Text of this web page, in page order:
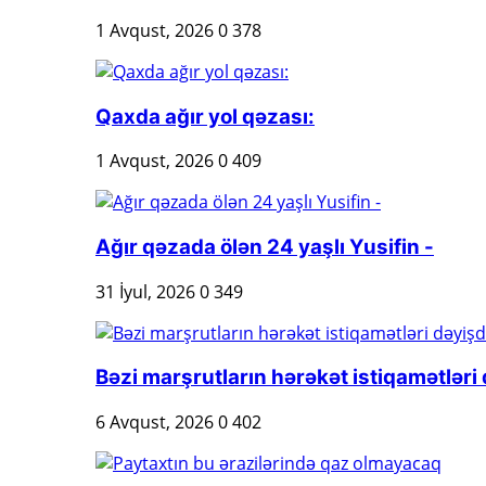
1 Avqust, 20260378
Qaxda ağır yol qəzası:
1 Avqust, 20260409
Ağır qəzada ölən 24 yaşlı Yusifin -
31 İyul, 20260349
Bəzi marşrutların hərəkət istiqamətləri
6 Avqust, 20260402